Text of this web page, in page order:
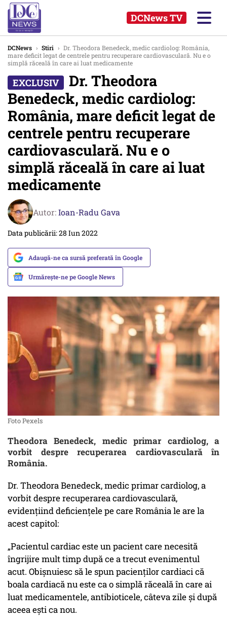
DCNews TV
DCNews › Stiri › Dr. Theodora Benedeck, medic cardiolog: România,
mare deficit legat de centrele pentru recuperare cardiovasculară. Nu e o
simplă răceală în care ai luat medicamente
Dr. Theodora
Benedeck, medic cardiolog:
România, mare deficit legat de
centrele pentru recuperare
cardiovasculară. Nu e o
simplă răceală în care ai luat
medicamente
Autor:Ioan-Radu Gava
Data publicării: 28 Iun 2022
Adaugă-ne ca sursă preferată în Google
Urmărește-ne pe Google News
Foto Pexels
Theodora Benedeck, medic primar cardiolog, a
vorbit despre recuperarea cardiovasculară în
România.
Dr. Theodora Benedeck, medic primar cardiolog, a
vorbit despre recuperarea cardiovasculară,
evidențiind deficiențele pe care România le are la
acest capitol:
„Pacientul cardiac este un pacient care necesită
îngrijire mult timp după ce a trecut evenimentul
acut. Obișnuiesc să le spun pacienților cardiaci că
boala cardiacă nu este ca o simplă răceală în care ai
luat medicamentele, antibioticele, câteva zile și după
aceea ești ca nou.